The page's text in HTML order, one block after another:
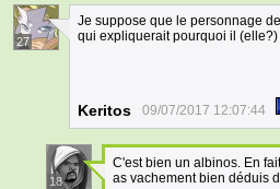
27
Je suppose que le personnage
qui expliquerait pourquoi il
Keritos 09/07/2017 12:07:44
18
C'est bien un albinos. En
as vachement bien déduis